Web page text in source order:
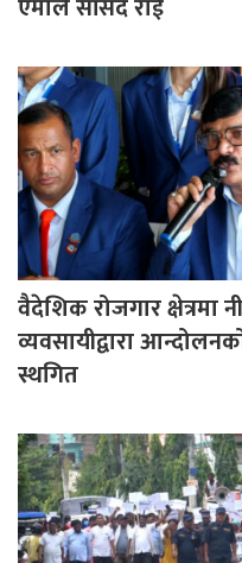
वैदेशिक रोजगार क्षेत्रमा
व्यवसायीद्वारा
स्थगित